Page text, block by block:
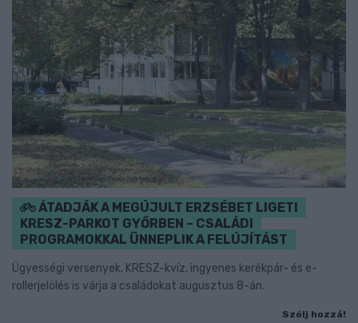
ÁTADJÁK A MEGÚJULT ERZSÉBET LIGETI
KRESZ-PARKOT GYŐRBEN – CSALÁDI
PROGRAMOKKAL ÜNNEPLIK A FELÚJÍTÁST
Ügyességi versenyek, KRESZ-kvíz, ingyenes kerékpár- és e-
rollerjelölés is várja a családokat augusztus 8-án.
Szólj hozzá!